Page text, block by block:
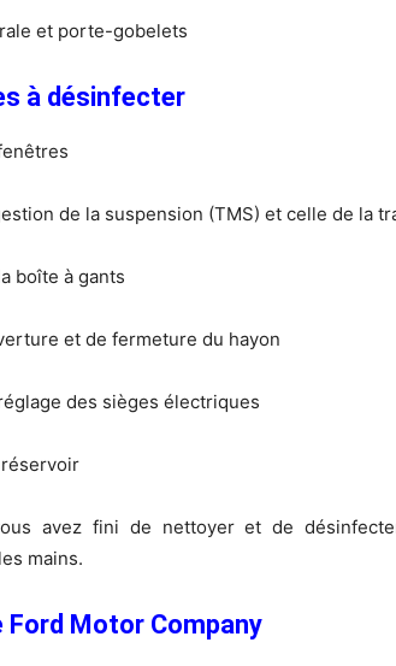
et porte-gobelets
à désinfecter
de la suspension (TMS) et celle de la
boîte à gants
et de fermeture du hayon
des sièges électriques
avez fini de nettoyer et de
mains.
Ford Motor Company